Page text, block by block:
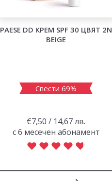
PAESE DD КРЕМ SPF 30 ЦВЯТ 2N
BEIGE
Спести 69%
€7,50 / 14,67 лв.
с 6 месечен абонамент